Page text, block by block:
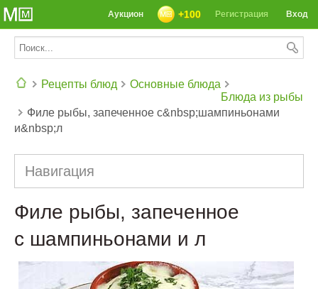
СЕГОДНЯ: 39142 РЕЦЕПТА
Вход
Регистрация
+100
Аукцион
Рецепты блюд
Основные блюда
Блюда из рыбы
Филе рыбы, запеченное с&nbsp;шампиньонами
и&nbsp;л
Навигация
Филе рыбы, запеченное
с шампиньонами и л